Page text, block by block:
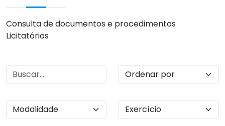
Consulta de documentos e procedimentos
Licitatórios